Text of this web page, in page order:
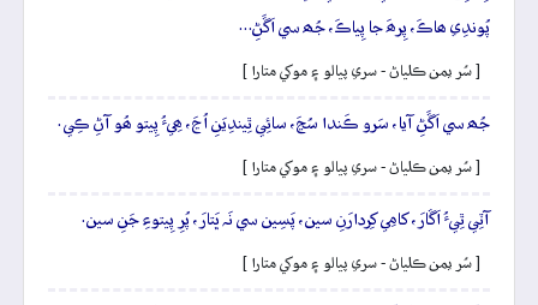
پُوندِي ھاڪَ، پِرھَ جا پِياڪَ، جُھ سي اَڱَڻِ…
[ سُر يمن ڪلياڻ - سري پيالو ۽ موکي متارا ]
جُھ سي اَڱَڻِ آيا، سَرو ڪَندا سُڃَ، سائِي ٿِيندِيَنِ اُڃَ، ھِيءُ پِيتو ھُو آڻِ ڪِي.
[ سُر يمن ڪلياڻ - سري پيالو ۽ موکي متارا ]
آٽِي ٿِيءُ اَڱارَ، کامِي کِردارَنِ سين، پَسِين سي نَہ ڀَتارَ، پُرِ پِيتوءِ جَنِ سين.
[ سُر يمن ڪلياڻ - سري پيالو ۽ موکي متارا ]